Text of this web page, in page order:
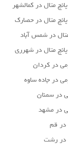
متال در کمالشهر
متال در حصارك
در شمس آباد
متال در شهرری
در کردان
در جاده ساوه
در سمنان
در مشهد
در قم
در رشت